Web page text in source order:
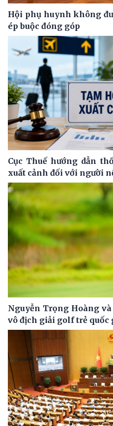
Hội phụ huynh không
ép buộc đóng góp
Cục Thuế hướng dẫn
xuất cảnh đối với người
Nguyễn Trọng Hoàng
vô địch giải golf trẻ quốc